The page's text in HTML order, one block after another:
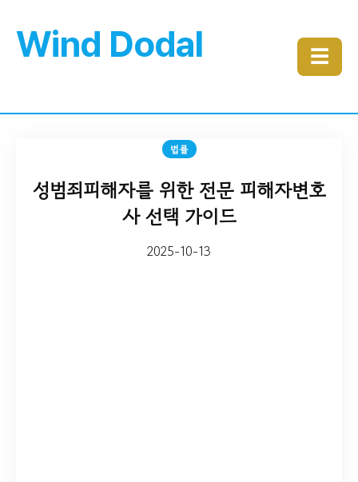
Wind Dodal ☰
법률
성범죄피해자를 위한 전문 피해자변호
사 선택 가이드
2025-10-13